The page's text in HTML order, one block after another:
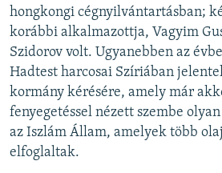
hongkongi cégnyilvántartásban;
korábbi alkalmazottja, Vagyim
Szidorov volt. Ugyanebben az
Hadtest harcosai Szíriában
kormány kérésére, amely már
fenyegetéssel nézett szembe
az Iszlám Állam, amelyek több
elfoglaltak.